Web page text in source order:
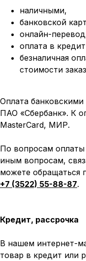
наличными,
банковской
онлайн-
оплата в
безналичная
стоимости
Оплата банковскими
ПАО «Сбербанк». К
MasterCard, МИР.
По вопросам
иным вопросам,
можете обращаться
+7 (3522) 55-88-87.
Кредит, рассрочка
В нашем интернет-
товар в кредит или